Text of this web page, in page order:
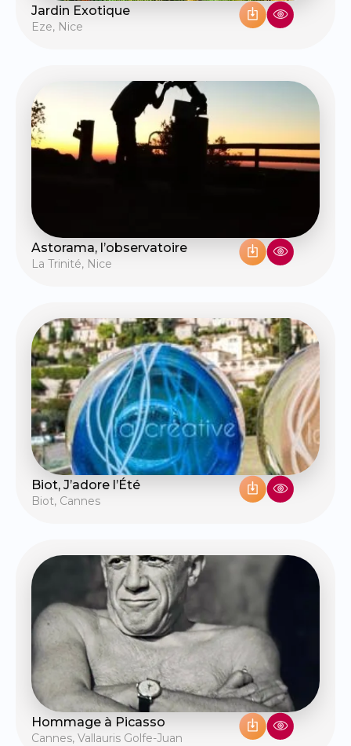
Jardin Exotique
Eze, Nice
Astorama, l’observatoire
La Trinité, Nice
Biot, J’adore l’Été
Biot, Cannes
Hommage à Picasso
Cannes, Vallauris Golfe-Juan